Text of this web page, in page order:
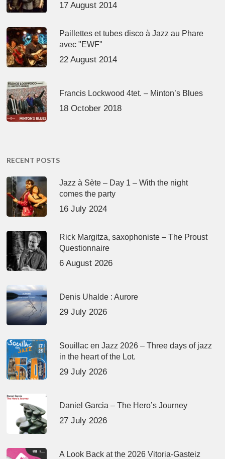
17 August 2014
Paillettes et tubes disco à Jazz au Phare
avec "EWF"
22 August 2014
Francis Lockwood 4tet. – Minton’s Blues
18 October 2018
RECENT POSTS
Jazz à Sète – Day 1 – With the night
comes the party
16 July 2024
Rick Margitza, saxophoniste – The Proust
Questionnaire
6 August 2026
Denis Uhalde : Aurore
29 July 2026
Souillac en Jazz 2026 – Three days of jazz
in the heart of the Lot.
29 July 2026
Daniel Garcia – The Hero’s Journey
27 July 2026
A Look Back at the 2026 Vitoria-Gasteiz